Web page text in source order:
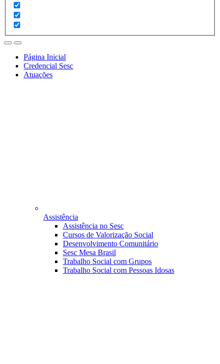
Página Inicial
Credencial Sesc
Atuações
Assistência
Assistência no Sesc
Cursos de Valorização Social
Desenvolvimento Comunitário
Sesc Mesa Brasil
Trabalho Social com Grupos
Trabalho Social com Pessoas Idosas